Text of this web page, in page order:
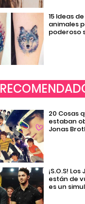
15 Ideas
animales
poderoso
20 Cosas
estaban
Jonas
¡S.O.S!
están de
es un